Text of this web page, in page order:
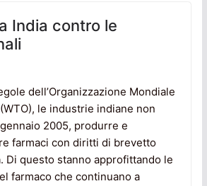
India contro le
dell’Organizzazione Mondiale
le industrie indiane non
2005, produrre e
farmaci con diritti di brevetto
Di questo stanno approfittando le
farmaco che continuano a